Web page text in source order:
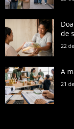
de
22
A
21